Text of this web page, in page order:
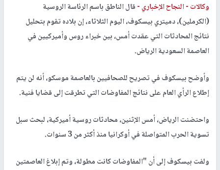
وكالات -النجاح الإخباري -قال الناطق باسم الرئاسة الروسية
(الكرملين)، دميتري بيسكوف، اليوم الثلاثاء، إن بلاده تقوم بتحليل
نتائج المحادثات التي عقدت أمس، بين خبراء روس وأميركيين في
العاصمة السعودية الرياض.
وأوضح بيسكوف في تصريح للصحافيين بالعاصمة موسكو، أنه لن يتم
إطلاع الرأي العام على نتائج المفاوضات التي تطرقت إلى قضايا فنية.
واحتضنت الرياض، أمس الإثنين، محادثات روسية أميركية، لبحث سبل
تسوية الحرب المتواصلة في أوكرانيا منذ أكثر من 3 سنوات.
ولفت بيسكوف إلى أن "المفاوضات كانت مطولة، وتم إبلاغ العاصمتين